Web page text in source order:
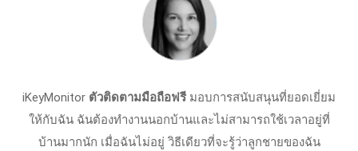
iKeyMonitor ตัวติดตามมือถือฟรีมอบการสนับสนุนที่ยอดเยี่ยม
ให้กับฉัน ฉันต้องทำงานนอกบ้านและไม่สามารถใช้เวลาอยู่ที่
บ้านมากนัก เมื่อฉันไม่อยู่ วิธีเดียวที่จะรู้ว่าลูกชายของฉัน